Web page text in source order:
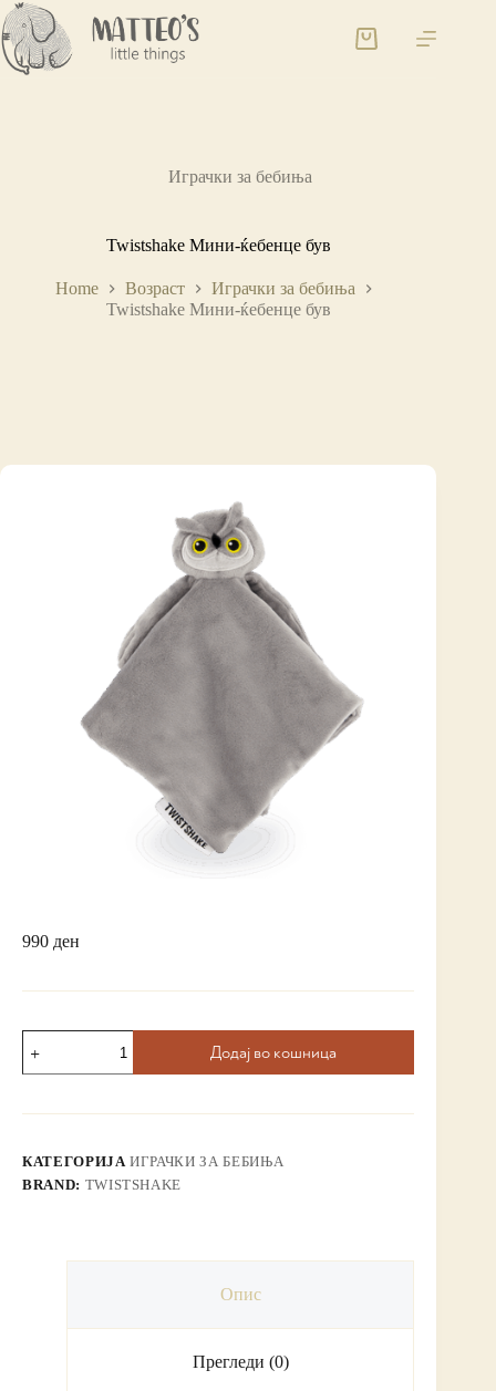
Играчки за бебиња
Twistshake Мини-ќебенце був
Home Возраст
Играчки за бебиња
Twistshake Мини-ќебенце був
990 ден
Додај во кошница
КАТЕГОРИЈАИГРАЧКИ ЗА БЕБИЊА
BRAND: TWISTSHAKE
Опис
Прегледи (0)